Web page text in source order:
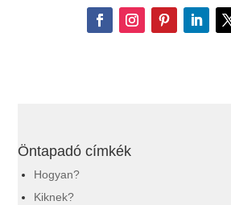
Öntapadó címkék
Hogyan?
Kiknek?